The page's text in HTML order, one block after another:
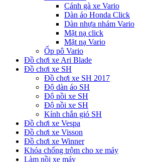
Cánh gà xe Vario
Dàn áo Honda Click
Dàn nhựa nhám Vario
Mặt nạ click
Mặt nạ Vario
Ốp pô Vario
Đồ chơi xe Ari Blade
Đồ chơi xe SH
Đồ chơi xe SH 2017
Độ dàn áo SH
Độ nồi xe SH
Độ nồi xe SH
Kính chắn gió SH
Đồ chơi xe Vespa
Đồ chơi xe Visson
Đồ chơi xe Winner
Khóa chống trộm cho xe máy
Làm nồi xe máy